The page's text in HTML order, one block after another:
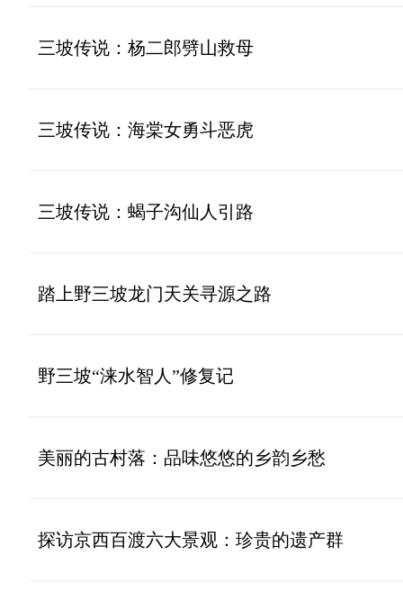
三坡传说：杨二郎劈山救母
三坡传说：海棠女勇斗恶虎
三坡传说：蝎子沟仙人引路
踏上野三坡龙门天关寻源之路
野三坡“涞水智人”修复记
美丽的古村落：品味悠悠的乡韵乡愁
探访京西百渡六大景观：珍贵的遗产群